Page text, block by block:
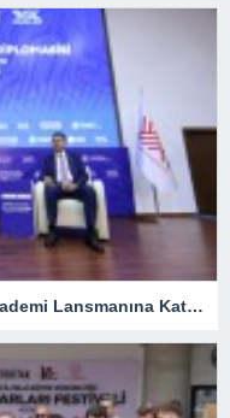
KLÜ Rektörü Rengin Ak, COP31 Akademi Lansmanına Katıldı